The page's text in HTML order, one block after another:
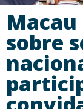
Macau
sobre